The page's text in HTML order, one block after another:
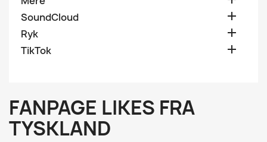
SoundCloud 
Ryk 
TikTok 
FANPAGE LIKES FRA
TYSKLAND